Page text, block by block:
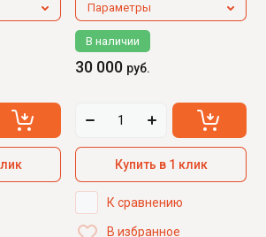
Параметры
В наличии
30 000 руб.
Купить в 1 клик
К сравнению
В избранное